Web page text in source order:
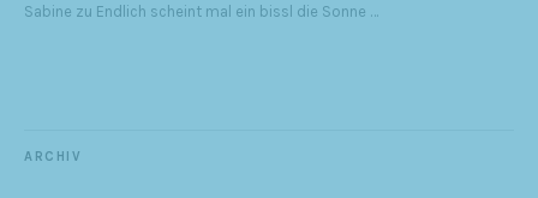
Sabine zu Endlich scheint mal ein bissl die Sonne …
ARCHIV